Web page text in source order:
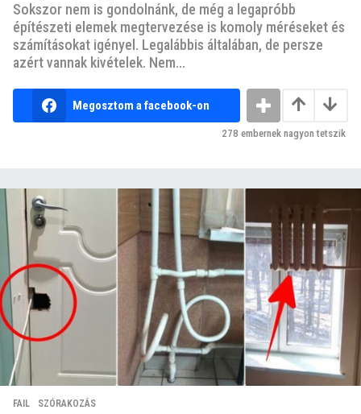
Sokszor nem is gondolnánk, de még a legapróbb
építészeti elemek megtervezése is komoly méréseket és
számításokat igényel. Legalábbis általában, de persze
azért vannak kivételek. Nem...
Megosztom a facebook-on
278 embernek nagyon tetszik
FAIL ,SZÓRAKOZÁS